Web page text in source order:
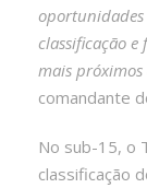
classificação
mais próximos
comandante
No sub-15, o
classificação